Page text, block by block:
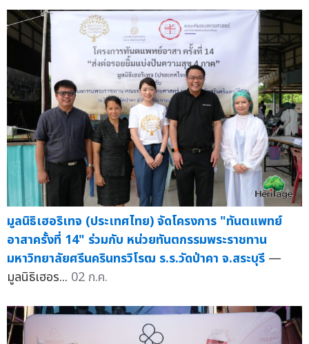
มูลนิธิเฮอริเทจ (ประเทศไทย) จัดโครงการ "ทันตแพทย์
อาสาครั้งที่ 14" ร่วมกับ หน่วยทันตกรรมพระราชทาน
มหาวิทยาลัยศรีนครินทรวิโรฒ ร.ร.วัดป่าคา จ.สระบุรี —
มูลนิธิเฮอร... 02 ก.ค.